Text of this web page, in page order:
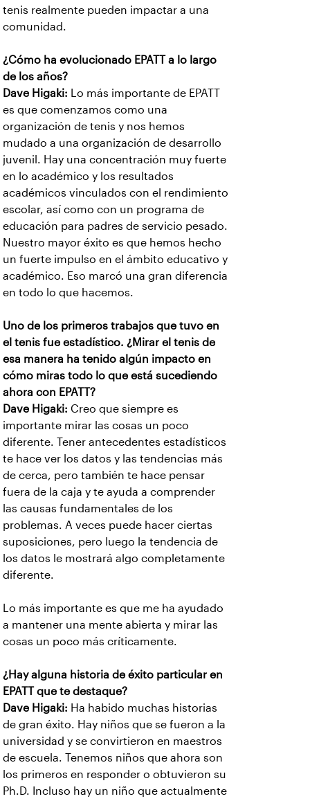
tenis realmente pueden impactar a una
comunidad.
¿Cómo ha evolucionado EPATT a lo largo
de los años?
Dave Higaki:
Lo más importante de EPATT
es que comenzamos como una
organización de tenis y nos hemos
mudado a una organización de desarrollo
juvenil. Hay una concentración muy fuerte
en lo académico y los resultados
académicos vinculados con el rendimiento
escolar, así como con un programa de
educación para padres de servicio pesado.
Nuestro mayor éxito es que hemos hecho
un fuerte impulso en el ámbito educativo y
académico. Eso marcó una gran diferencia
en todo lo que hacemos.
Uno de los primeros trabajos que tuvo en
el tenis fue estadístico. ¿Mirar el tenis de
esa manera ha tenido algún impacto en
cómo miras todo lo que está sucediendo
ahora con EPATT?
Dave Higaki: Creo que siempre es
importante mirar las cosas un poco
diferente. Tener antecedentes estadísticos
te hace ver los datos y las tendencias más
de cerca, pero también te hace pensar
fuera de la caja y te ayuda a comprender
las causas fundamentales de los
problemas. A veces puede hacer ciertas
suposiciones, pero luego la tendencia de
los datos le mostrará algo completamente
diferente.
Lo más importante es que me ha ayudado
a mantener una mente abierta y mirar las
cosas un poco más críticamente.
¿Hay alguna historia de éxito particular en
EPATT que te destaque?
Dave Higaki: Ha habido muchas historias
de gran éxito. Hay niños que se fueron a la
universidad y se convirtieron en maestros
de escuela. Tenemos niños que ahora son
los primeros en responder o obtuvieron su
Ph.D. Incluso hay un niño que actualmente